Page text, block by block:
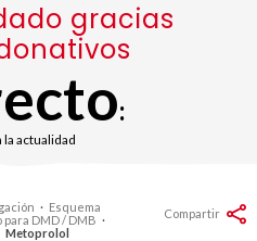
gracias
:
la actualidad
· Esquema
DMD / DMB ·
Metoprolol
Compartir